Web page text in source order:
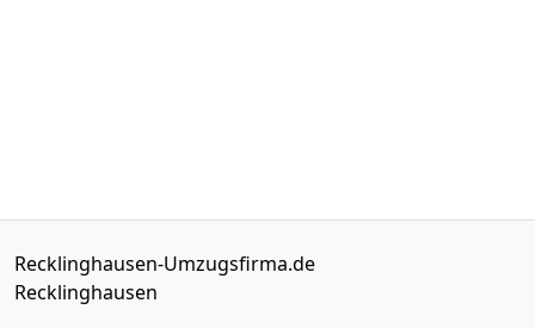
Recklinghausen-Umzugsfirma.de
Recklinghausen